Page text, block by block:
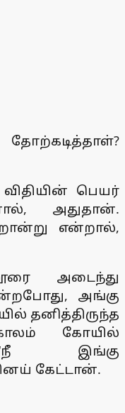
பெயர்
அதுதான்.
என்றால்,
அடைந்து
அங்கு
தனித்திருந்த
கோயில்
‘நீ இங்கு
கேட்டான்.